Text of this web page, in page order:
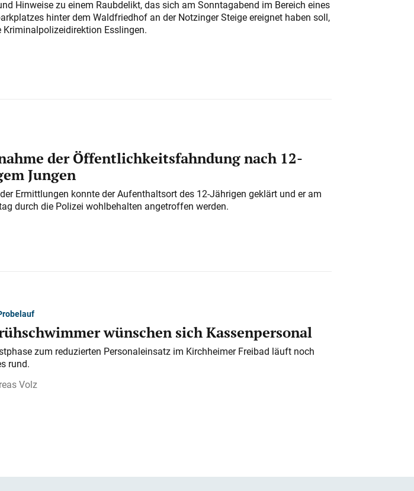
Hinweise zu einem Raubdelikt, das sich am Sonntagabend im Bereich eines
hinter dem Waldfriedhof an der Notzinger Steige ereignet haben soll,
Kriminalpolizeidirektion Esslingen.
der Öffentlichkeitsfahndung nach 12-
Jungen
Ermittlungen konnte der Aufenthaltsort des 12-Jährigen geklärt und er am
durch die Polizei wohlbehalten angetroffen werden.
wünschen sich Kassenpersonal
zum reduzierten Personaleinsatz im Kirchheimer Freibad läuft noch
rund.
Volz